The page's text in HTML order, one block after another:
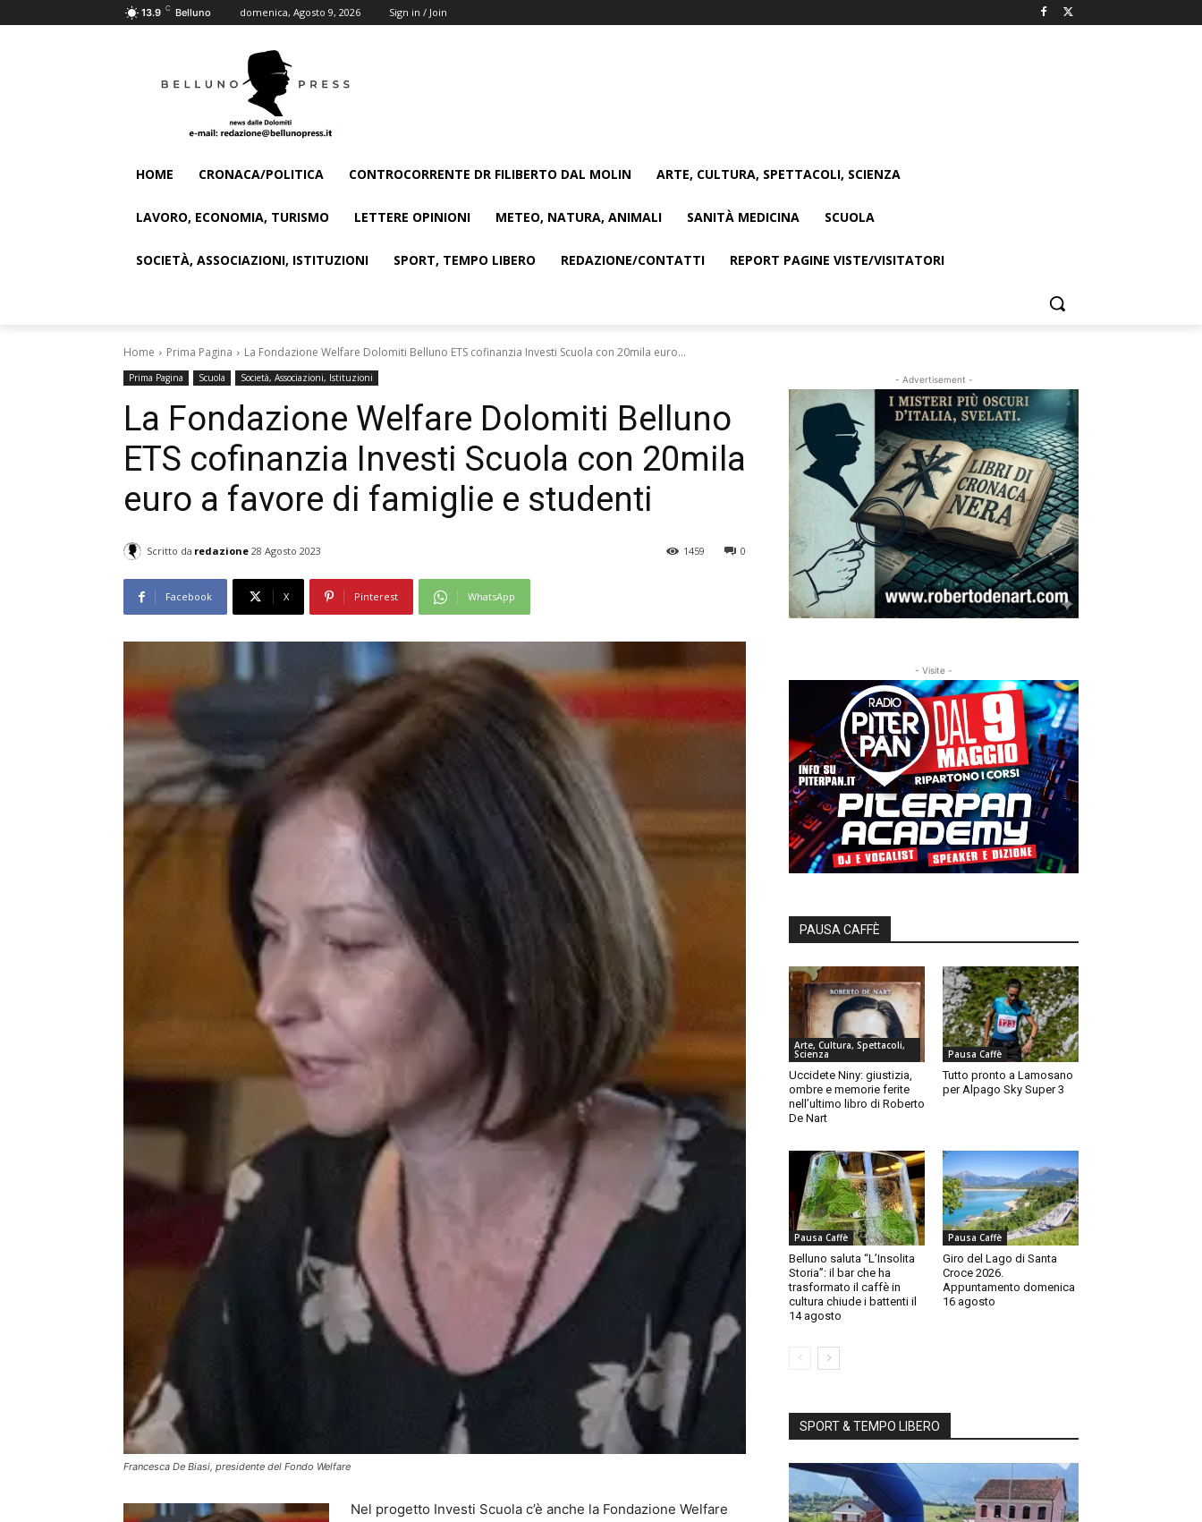
13.9 C Belluno domenica, Agosto 9, 2026 Sign in / Join
HOME CRONACA/POLITICA CONTROCORRENTE DR FILIBERTO DAL MOLIN ARTE, CULTURA, SPETTACOLI, SCIENZA
LAVORO, ECONOMIA, TURISMO LETTERE OPINIONI METEO, NATURA, ANIMALI SANITÀ MEDICINA SCUOLA
SOCIETÀ, ASSOCIAZIONI, ISTITUZIONI SPORT, TEMPO LIBERO REDAZIONE/CONTATTI REPORT PAGINE VISTE/VISITATORI
Home Prima Pagina La Fondazione Welfare Dolomiti Belluno ETS cofinanzia Investi Scuola con 20mila euro...
Prima Pagina Scuola Società, Associazioni, Istituzioni
La Fondazione Welfare Dolomiti Belluno
ETS cofinanzia Investi Scuola con 20mila
euro a favore di famiglie e studenti
Scritto da redazione 28 Agosto 2023 0
1459
Facebook X Pinterest WhatsApp
Francesca De Biasi, presidente del Fondo Welfare
Nel progetto Investi Scuola c’è anche la Fondazione Welfare
- Advertisement -
- Visite -
PAUSA CAFFÈ
Arte, Cultura, Spettacoli,
Scienza
Uccidete Niny: giustizia,
ombre e memorie ferite
nell’ultimo libro di Roberto
De Nart
Pausa Caffè
Tutto pronto a Lamosano
per Alpago Sky Super 3
Pausa Caffè
Belluno saluta “L’Insolita
Storia”: il bar che ha
trasformato il caffè in
cultura chiude i battenti il
14 agosto
Pausa Caffè
Giro del Lago di Santa
Croce 2026.
Appuntamento domenica
16 agosto
SPORT & TEMPO LIBERO